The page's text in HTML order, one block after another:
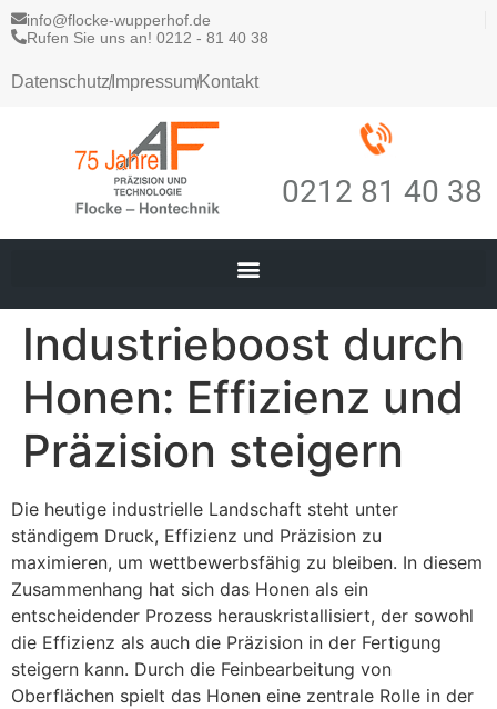
info@flocke-wupperhof.de
Rufen Sie uns an! 0212 - 81 40 38
DatenschutzImpressumKontakt
0212 81 40 38
Industrieboost durch
Honen: Effizienz und
Präzision steigern
Die heutige industrielle Landschaft steht unter
ständigem Druck, Effizienz und Präzision zu
maximieren, um wettbewerbsfähig zu bleiben. In diesem
Zusammenhang hat sich das Honen als ein
entscheidender Prozess herauskristallisiert, der sowohl
die Effizienz als auch die Präzision in der Fertigung
steigern kann. Durch die Feinbearbeitung von
Oberflächen spielt das Honen eine zentrale Rolle in der